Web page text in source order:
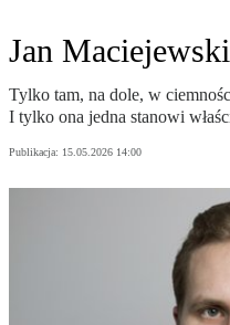
Jan
Tylko tam, na dole, w
I tylko ona jedna stanowi
Publikacja: 15.05.2026 14:00